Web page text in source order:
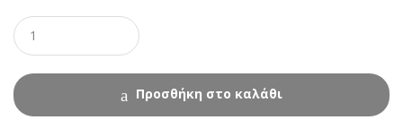
Προσθήκη στο καλάθι